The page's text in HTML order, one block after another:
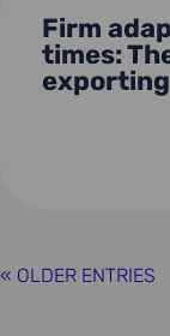
Firm
times:
« OLDER ENTRIES